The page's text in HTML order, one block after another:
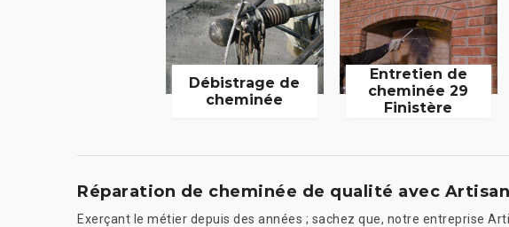
Débistrage de
cheminée
Entretien de
cheminée 29
Finistère
Réparation de cheminée de qualité avec
Exerçant le métier depuis des années ; sachez que, notre entreprise